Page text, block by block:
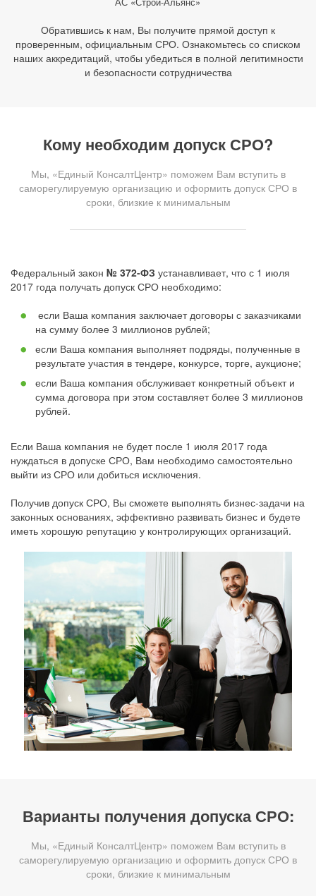
Обратившись к нам, Вы получите прямой доступ к
проверенным, официальным СРО. Ознакомьтесь со списком
наших аккредитаций, чтобы убедиться в полной легитимности
и безопасности сотрудничества
Кому необходим допуск СРО?
Мы, «Единый КонсалтЦентр» поможем Вам вступить в
саморегулируемую организацию и оформить допуск СРО в
сроки, близкие к минимальным
Федеральный закон № 372-ФЗ устанавливает, что с 1 июля
2017 года получать допуск СРО необходимо:
если Ваша компания заключает договоры с заказчиками
на сумму более 3 миллионов рублей;
если Ваша компания выполняет подряды, полученные в
результате участия в тендере, конкурсе, торге, аукционе;
если Ваша компания обслуживает конкретный объект и
сумма договора при этом составляет более 3 миллионов
рублей.
Если Ваша компания не будет после 1 июля 2017 года
нуждаться в допуске СРО, Вам необходимо самостоятельно
выйти из СРО или добиться исключения.
Получив допуск СРО, Вы сможете выполнять бизнес-задачи на
законных основаниях, эффективно развивать бизнес и будете
иметь хорошую репутацию у контролирующих организаций.
Варианты получения допуска СРО:
Мы, «Единый КонсалтЦентр» поможем Вам вступить в
саморегулируемую организацию и оформить допуск СРО в
сроки, близкие к минимальным